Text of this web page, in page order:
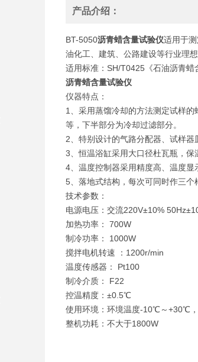
产品介绍：
BT-5050沥青蜡含量试验仪适用于
油化工、建筑、公路建设等行业理
适用标准：SH/T0425《石油沥青蜡
沥青蜡含量试验仪
仪器特点：
1、采用蒸馏冷却的方法测定试样
等，下半部分为冷却过滤部分。
2、特别设计的气路分配器、试样器
3、恒温浴缸采用大口径杜瓦瓶，保
4、温度控制器采用精度高、温度显
5、落地式结构，每次可同时作三个
技术参数：
电源电压：交流220V±10%
加热功率： 700W
制冷功率： 1000W
搅拌电机转速 ：1200r/min
温度传感器： Pt100
制冷介质： F22
控温精度：±0.5℃
使用环境：环境温度-10℃～+30℃
整机功耗：不大于1800W